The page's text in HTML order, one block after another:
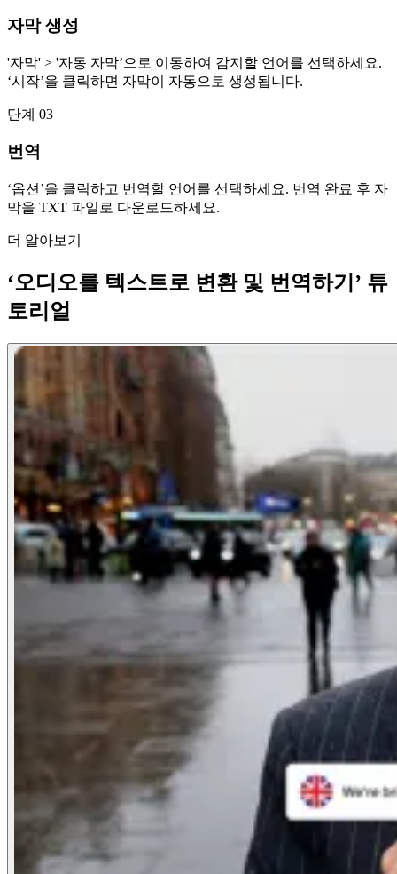
자막 생성
'자막' > '자동 자막’으로 이동하여 감지할 언어를 선택하세요.
‘시작’을 클릭하면 자막이 자동으로 생성됩니다.
단계 03
번역
‘옵션’을 클릭하고 번역할 언어를 선택하세요. 번역 완료 후 자
막을 TXT 파일로 다운로드하세요.
더 알아보기
‘오디오를 텍스트로 변환 및 번역하기’ 튜
토리얼